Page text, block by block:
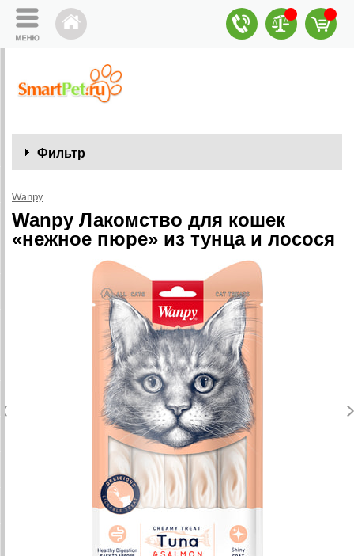
Фильтр
Wanpy
Wanpy Лакомство для кошек
«нежное пюре» из тунца и лосося